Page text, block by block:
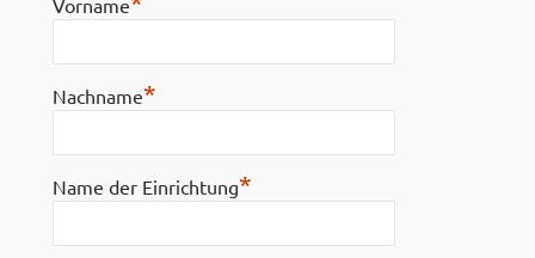
Vorname
Nachname*
Name der Einrichtung*